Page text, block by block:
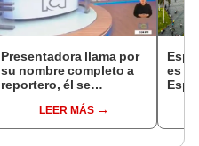
Presentadora llama por
su nombre completo a
reportero, él se
devuelve el favor
LEER MÁS
es